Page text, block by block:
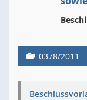
0378/2011